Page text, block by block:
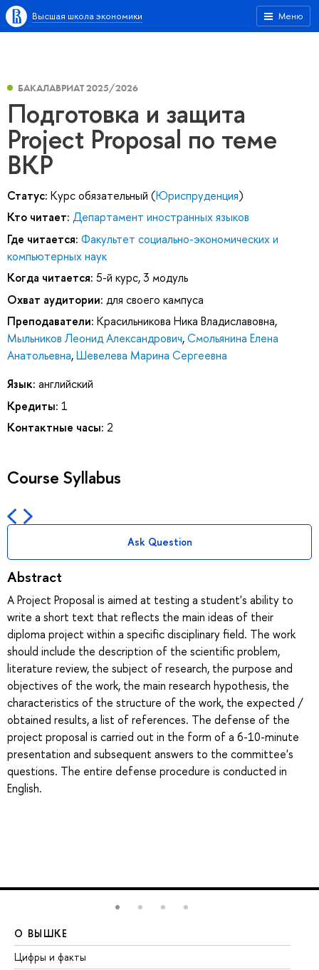
Меню
Высшая школа экономики
БАКАЛАВРИАТ 2025/2026
Подготовка и защита
Project Proposal по теме
ВКР
Статус: Курс обязательный (Юриспруденция)
Кто читает: Департамент иностранных языков
Где читается: Факультет социально-экономических и
компьютерных наук
Когда читается: 5-й курс, 3 модуль
Охват аудитории: для своего кампуса
Преподаватели: Красильникова Ника Владиславовна,
Мыльников Леонид Александрович,Смольянина Елена
Анатольевна,Шевелева Марина Сергеевна
Язык: английский
Кредиты: 1
Контактные часы: 2
Course Syllabus
Ask Question
Abstract
A Project Proposal is aimed at testing a student's ability to
write a short text that reflects the main ideas of their
diploma project within a specific disciplinary field. The work
should include the description of the scientific problem,
literature review, the subject of research, the purpose and
objectives of the work, the main research hypothesis, the
characteristics of the structure of the work, the expected /
obtained results, a list of references. The defense of the
project proposal is carried out in the form of a 6-10-minute
presentation and subsequent answers to the committee's
questions. The entire defense procedure is conducted in
English.
О ВЫШКЕ
Цифры и факты